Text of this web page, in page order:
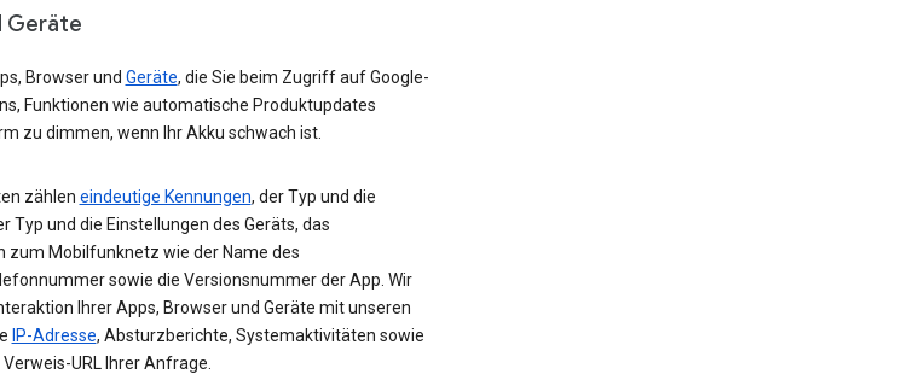
Geräte
Browser und Geräte, die Sie beim Zugriff auf Google-
Funktionen wie automatische Produktupdates
zu dimmen, wenn Ihr Akku schwach ist.
zählen eindeutige Kennungen, der Typ und die
Typ und die Einstellungen des Geräts, das
zum Mobilfunknetz wie der Name des
sowie die Versionsnummer der App. Wir
Ihrer Apps, Browser und Geräte mit unseren
IP-Adresse, Absturzberichte, Systemaktivitäten sowie
URL Ihrer Anfrage.